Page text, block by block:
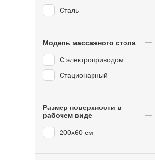
Сталь
Модель массажного стола
С электроприводом
Стационарный
Размер поверхности в
рабочем виде
200x60 см